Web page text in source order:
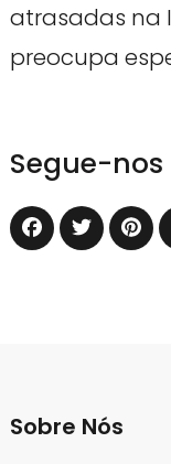
atrasadas na
preocupa
Segue-nos
Sobre Nós